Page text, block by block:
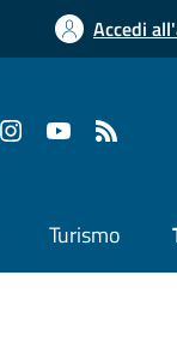
Accedi
Turismo